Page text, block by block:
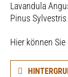
Lavandula
Pinus Sylvestris
Hier können